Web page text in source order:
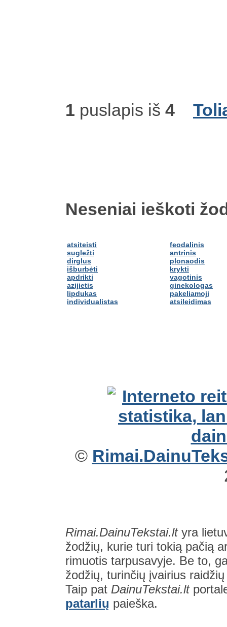
1 puslapis iš 4
Neseniai ieškoti
atsiteisti
sugležti
dirglus
išburbėti
apdrikti
azijietis
lipdukas
individualistas
feodalinis
antrinis
plonaodis
krykti
vagotinis
ginekologas
pakeliamoji
atsileidimas
©
Rimai.DainuTekstai.ltyra
žodžių, kurie turi tokią pačią
rimuotis tarpusavyje. Be to,
žodžių, turinčių įvairius
Taip pat DainuTekstai.lt
patarlių paieška.